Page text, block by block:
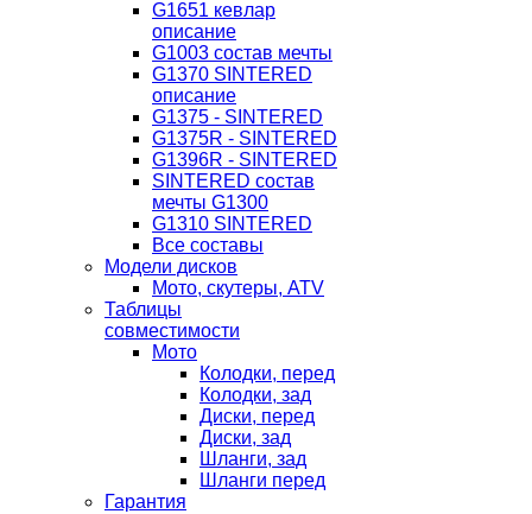
G1651 кевлар
описание
G1003 состав мечты
G1370 SINTERED
описание
G1375 - SINTERED
G1375R - SINTERED
G1396R - SINTERED
SINTERED состав
мечты G1300
G1310 SINTERED
Все составы
Модели дисков
Мото, скутеры, ATV
Таблицы
совместимости
Мото
Колодки, перед
Колодки, зад
Диски, перед
Диски, зад
Шланги, зад
Шланги перед
Гарантия